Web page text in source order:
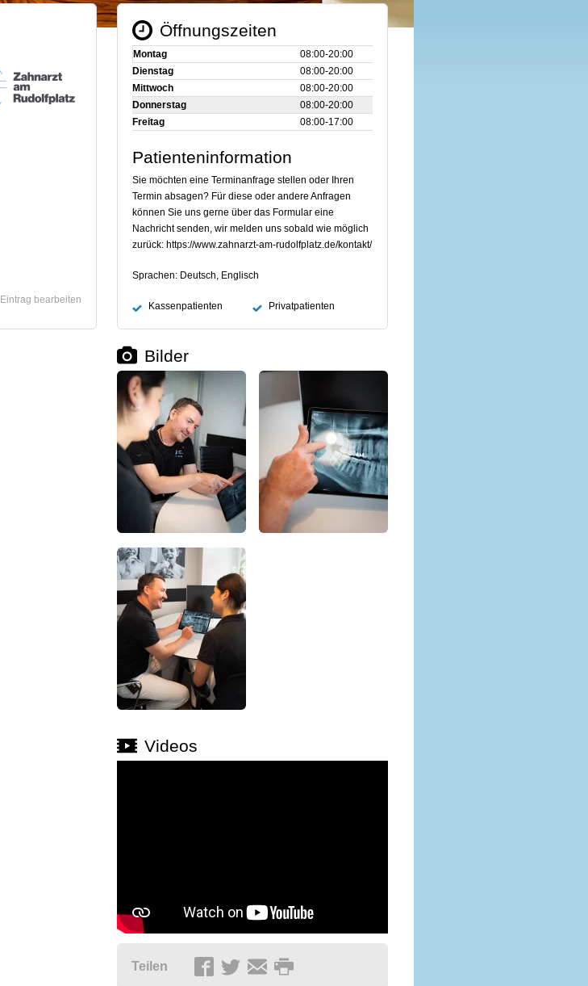
Eintrag bearbeiten
Öffnungszeiten
Montag
08:00‑20:00
Dienstag
08:00‑20:00
Mittwoch
08:00‑20:00
Donnerstag
08:00‑20:00
Freitag
08:00‑17:00
Patienteninformation
Sie möchten eine Terminanfrage stellen oder Ihren
Termin absagen? Für diese oder andere Anfragen
können Sie uns gerne über das Formular eine
Nachricht senden, wir melden uns sobald wie möglich
zurück: https://www.zahnarzt-am-rudolfplatz.de/kontakt/
Sprachen: Deutsch, Englisch
Kassenpatienten Privatpatienten
Bilder
Videos
Teilen